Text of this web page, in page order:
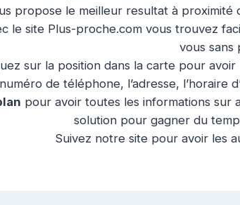
propose le meilleur resultat à proximité
le site Plus-proche.com vous trouvez
vous sans
sur la position dans la carte pour
de téléphone, l’adresse, l’horaire
pour avoir toutes les informations sur
solution pour gagner du
Suivez notre site pour avoir les